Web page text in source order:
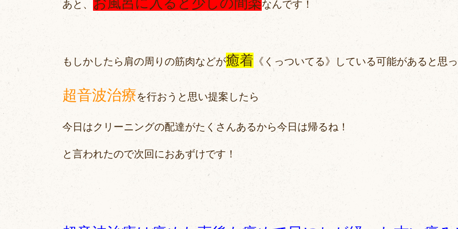
あと、 なんです！
もしかしたら肩の周りの筋肉などが癒着 《くっついてる》している可能があると思
超音波治療を行おうと思い提案したら
今日はクリーニングの配達がたくさんあるから今日は帰るね！
と言われたので次回におあずけです！